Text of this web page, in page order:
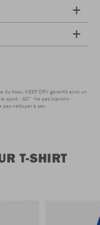
tissu. KEEP DRY garantit ainsi un
sport. 40° Ne pas blanchir
pas nettoyer à sec
T-SHIRT